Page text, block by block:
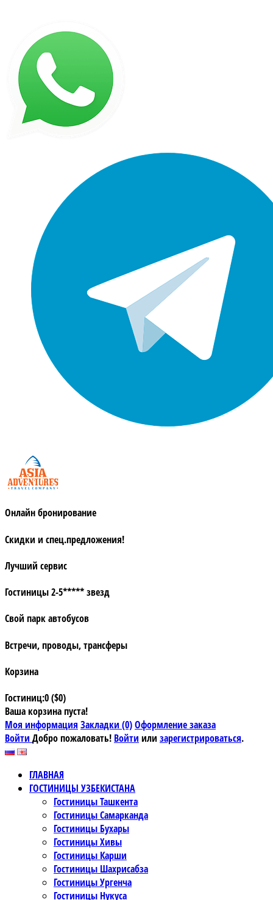
Онлайн бронирование
Скидки и спец.предложения!
Лучший сервис
Гостиницы 2-5***** звезд
Свой парк автобусов
Встречи, проводы, трансферы
Корзина
Гостиниц:0 ($0)
Ваша корзина пуста!
Моя информация Закладки (0)Оформление заказа
Войти Добро пожаловать! Войти или зарегистрироваться.
ГЛАВНАЯ
ГОСТИНИЦЫ УЗБЕКИСТАНА
Гостиницы Ташкента
Гостиницы Самарканда
Гостиницы Бухары
Гостиницы Хивы
Гостиницы Карши
Гостиницы Шахрисабза
Гостиницы Ургенча
Гостиницы Нукуса